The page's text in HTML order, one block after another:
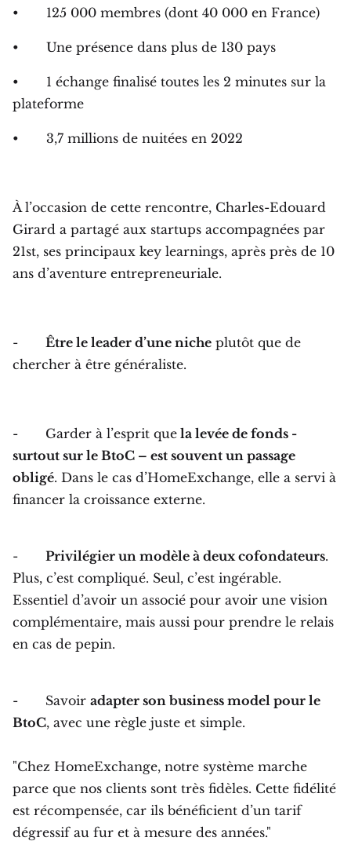
• 125 000 membres (dont 40 000 en France)
• Une présence dans plus de 130 pays
• 1 échange finalisé toutes les 2 minutes sur la
plateforme
• 3,7 millions de nuitées en 2022
À l’occasion de cette rencontre, Charles-Edouard
Girard a partagé aux startups accompagnées par
21st, ses principaux key learnings, après près de 10
ans d’aventure entrepreneuriale.
- Être le leader d’une niche plutôt que de
chercher à être généraliste.
- Garder à l’esprit que la levée de fonds -
surtout sur le BtoC – est souvent un passage
obligé. Dans le cas d’HomeExchange, elle a servi à
financer la croissance externe.
- Privilégier un modèle à deux cofondateurs.
Plus, c’est compliqué. Seul, c’est ingérable.
Essentiel d’avoir un associé pour avoir une vision
complémentaire, mais aussi pour prendre le relais
en cas de pepin.
- Savoir adapter son business model pour le
BtoC, avec une règle juste et simple.
"Chez HomeExchange, notre système marche
parce que nos clients sont très fidèles. Cette fidélité
est récompensée, car ils bénéficient d’un tarif
dégressif au fur et à mesure des années."